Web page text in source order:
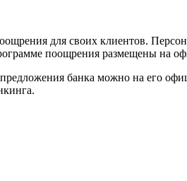
для своих клиентов.
поощрения размещены на
банка можно на его